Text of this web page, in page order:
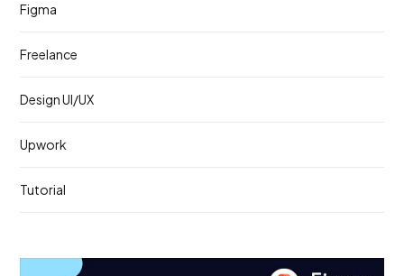
Figma
Freelance
Design UI/UX
Upwork
Tutorial